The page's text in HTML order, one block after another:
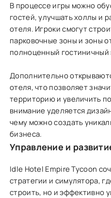
В процессе игры можно
гостей, улучшать холлы и
отеля. Игроки смогут
парковочные зоны и зоны
полноценный гостиничный
Дополнительно
отеля, что позволяет
территорию и увеличить
внимание уделяется
чему можно создать
бизнеса.
Управление и
Idle Hotel Empire Tycoon
стратегии и симулятора,
строить, но и эффективно